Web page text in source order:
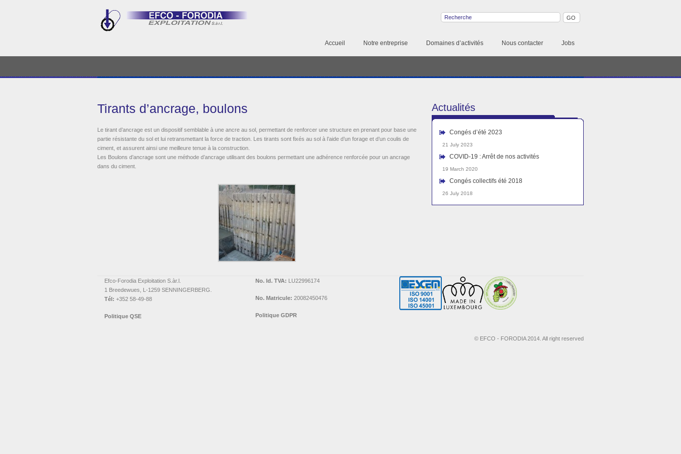
Accueil Notre entreprise Domaines d’activités Nous contacter Jobs
Tirants d’ancrage, boulons
Le tirant d’ancrage est un dispositif semblable à une ancre au sol, permettant de renforcer une structure en prenant pour base une
partie résistante du sol et lui retransmettant la force de traction. Les tirants sont fixés au sol à l’aide d’un forage et d’un coulis de
ciment, et assurent ainsi une meilleure tenue à la construction.
Les Boulons d’ancrage sont une méthode d’ancrage utilisant des boulons permettant une adhérence renforcée pour un ancrage
dans du ciment.
Actualités
Congés d’été 2023
21 July 2023
COVID-19 : Arrêt de nos activités
19 March 2020
Congés collectifs été 2018
26 July 2018
Efco-Forodia Exploitation S.àr.l.
1 Breedewues, L-1259 SENNINGERBERG.
Tél: +352 58-49-88
Politique QSE
No. Id. TVA: LU22996174
No. Matricule: 20082450476
Politique GDPR
© EFCO - FORODIA 2014. All right reserved